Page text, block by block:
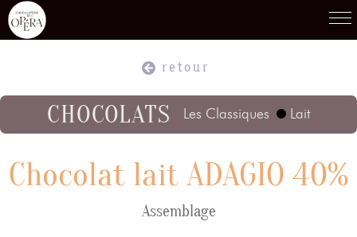
Produits
retour
CHOCOLATS Les Classiques Lait
Chocolat lait ADAGIO 40%
Assemblage